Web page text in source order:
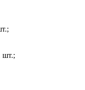
шт.;